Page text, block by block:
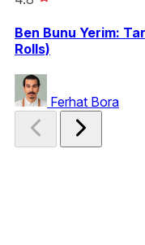
Ben Bunu Yerim:
Rolls)
Ferhat Bora